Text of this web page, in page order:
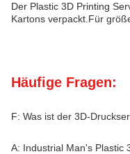
Der Plastic 3D Printing
Kartons verpackt.Für
Häufige Fragen:
F: Was ist der 3D-
A: Industrial Man's Plastic